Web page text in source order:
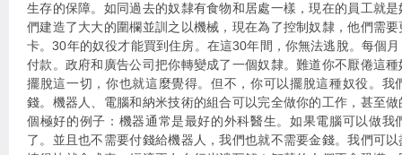
生存的保障。如同過去的奴隸有食物和居處一樣，現在的員工就
們建造了大大的圍欄並訓之以機械，現在為了控制奴隸，他們需
卡。30年的奴役才能買到住房。在這30年間，你無法逃脫。每個
付款。政府和廣告公司把你轉變成了一個奴隸。難道你不厭倦這
擺脫這一切，你也就這麼覺得。但不，你可以擺脫這種奴役。我
錢。機器人、電腦和納米技術的組合可以完全做你的工作，甚至
個極好的例子：機器通常是最好的外科醫生。如果電腦可以做我
了。並且也不需要付錢給機器人，我們也就不需要金錢。我們可